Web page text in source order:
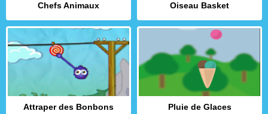
Chefs Animaux Oiseau Basket
Attraper des Bonbons Pluie de Glaces